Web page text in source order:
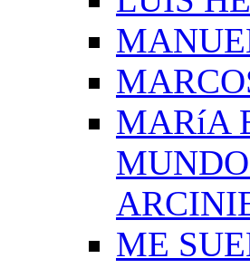
MARíA
ME